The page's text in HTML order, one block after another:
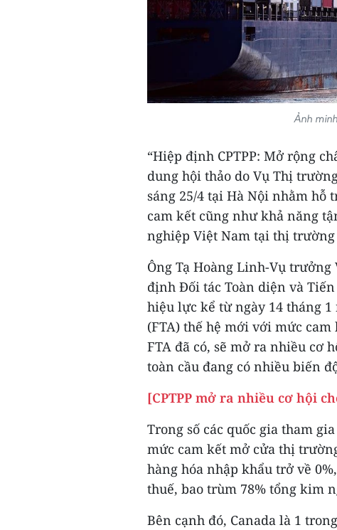
Ảnh
“Hiệp định CPTPP: Mở rộng
dung hội thảo do Vụ Thị
sáng 25/4 tại Hà Nội nhằm hỗ
cam kết cũng như khả năng
nghiệp Việt Nam tại thị trường
Ông Tạ Hoàng Linh-Vụ
định Đối tác Toàn diện và
hiệu lực kể từ ngày 14 tháng
(FTA) thế hệ mới với mức
FTA đã có, sẽ mở ra nhiều cơ
toàn cầu đang có nhiều biến
[CPTPP mở ra nhiều cơ hội
Trong số các quốc gia tham
mức cam kết mở cửa thị
hàng hóa nhập khẩu trở về
thuế, bao trùm 78% tổng kim
Bên cạnh đó, Canada là 1